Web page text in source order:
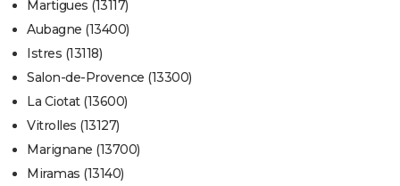
Martigues (13117)
Aubagne (13400)
Istres (13118)
Salon-de-Provence (13300)
La Ciotat (13600)
Vitrolles (13127)
Marignane (13700)
Miramas (13140)